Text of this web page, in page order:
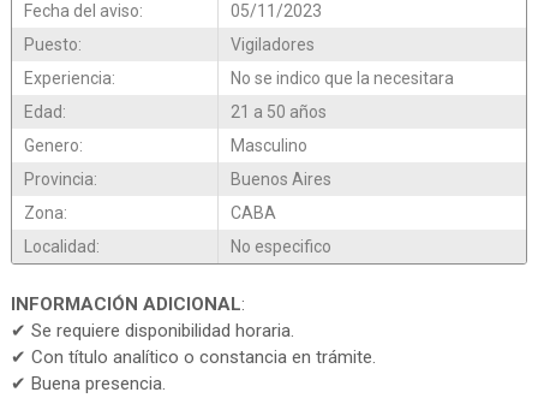
Fecha del aviso:
05/11/2023
Puesto:
Vigiladores
Experiencia:
No se indico que la necesitara
Edad:
21 a 50 años
Genero:
Masculino
Provincia:
Buenos Aires
Zona:
CABA
Localidad:
No especifico
INFORMACIÓN ADICIONAL:
✔ Se requiere disponibilidad horaria.
✔ Con título analítico o constancia en trámite.
✔ Buena presencia.